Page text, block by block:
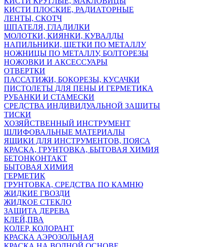
КИСТИ ПЛОСКИЕ, РАДИАТОРНЫЕ
ЛЕНТЫ, СКОТЧ
ШПАТЕЛЯ, ГЛАДИЛКИ
МОЛОТКИ, КИЯНКИ, КУВАЛДЫ
НАПИЛЬНИКИ, ЩЕТКИ ПО МЕТАЛЛУ
НОЖНИЦЫ ПО МЕТАЛЛУ, БОЛТОРЕЗЫ
НОЖОВКИ И АКСЕССУАРЫ
ОТВЕРТКИ
ПАССАТИЖИ, БОКОРЕЗЫ, КУСАЧКИ
ПИСТОЛЕТЫ ДЛЯ ПЕНЫ И ГЕРМЕТИКА
РУБАНКИ И СТАМЕСКИ
СРЕДСТВА ИНДИВИДУАЛЬНОЙ ЗАЩИТЫ
ТИСКИ
ХОЗЯЙСТВЕННЫЙ ИНСТРУМЕНТ
ШЛИФОВАЛЬНЫЕ МАТЕРИАЛЫ
ЯЩИКИ ДЛЯ ИНСТРУМЕНТОВ, ПОЯСА
КРАСКА, ГРУНТОВКА, БЫТОВАЯ ХИМИЯ
БЕТОНКОНТАКТ
БЫТОВАЯ ХИМИЯ
ГЕРМЕТИК
ГРУНТОВКА, СРЕДСТВА ПО КАМНЮ
ЖИДКИЕ ГВОЗДИ
ЖИДКОЕ СТЕКЛО
ЗАЩИТА ДЕРЕВА
КЛЕЙ,ПВА
КОЛЕР, КОЛОРАНТ
КРАСКА АЭРОЗОЛЬНАЯ